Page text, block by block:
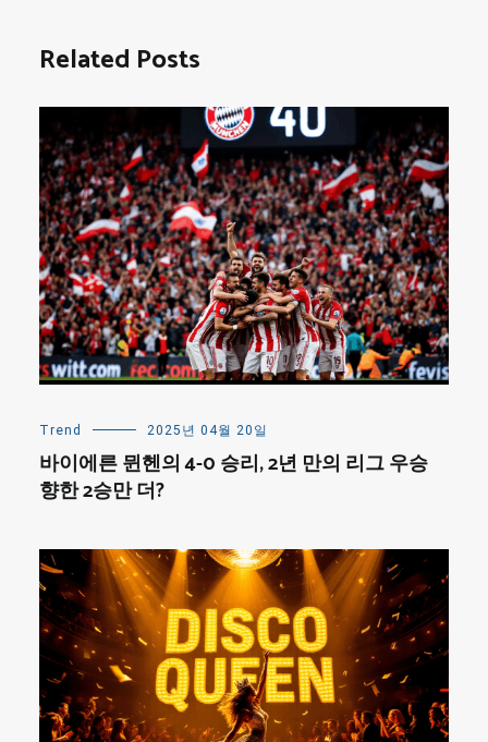
Related Posts
Trend 2025년 04월 20일
바이에른 뮌헨의 4-0 승리, 2년 만의 리그 우승
향한 2승만 더?